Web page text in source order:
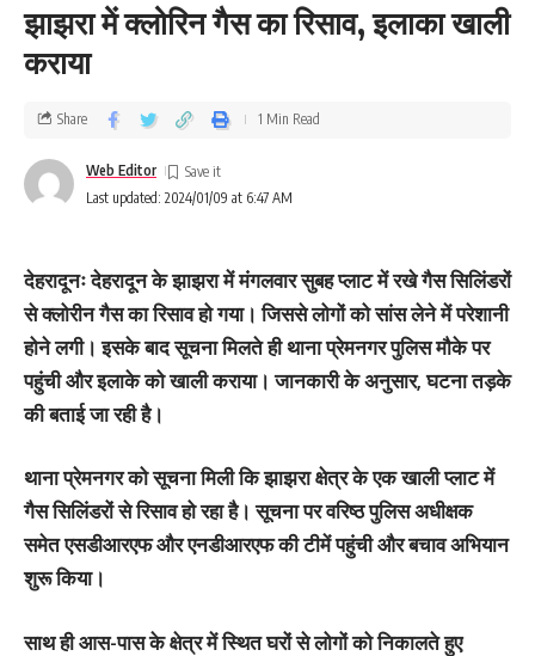
झाझरा में क्‍लोरिन गैस का रिसाव, इलाका खाली
कराया
Last updated: 2024/01/09 at 6:47 AM
Web Editor
Share 1 Min Read
देहरादूनः देहरादून के झाझरा में मंगलवार सुबह प्लाट में रखे गैस सिलिंडरों
से क्लोरीन गैस का रिसाव हो गया। जिससे लोगों को सांस लेने में परेशानी
होने लगी। इसके बाद सूचना मिलते ही थाना प्रेमनगर पुलिस मौके पर
पहुंची और इलाके को खाली कराया। जानकारी के अनुसार, घटना तड़के
की बताई जा रही है।
थाना प्रेमनगर को सूचना मिली कि झाझरा क्षेत्र के एक खाली प्लाट में
गैस सिलिंडरों से रिसाव हो रहा है। सूचना पर वरिष्ठ पुलिस अधीक्षक
समेत एसडीआरएफ और एनडीआरएफ की टीमें पहुंची और बचाव अभियान
शुरू किया।
साथ ही आस-पास के क्षेत्र में स्थित घरों से लोगों को निकालते हुए